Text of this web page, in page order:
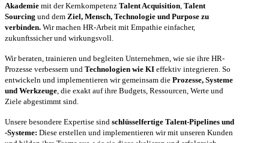
Akademie mit der Kernkompetenz Talent Acquisition Talent
Sourcing und dem Ziel, Mensch, Technologie und Purpose zu
verbinden. Wir machen HR-Arbeit mit Empathie einfacher,
zukunftssicher und wirkungsvoll.
Wir beraten, trainieren und begleiten Unternehmen, wie sie ihre HR-
Prozesse verbessern und Technologien wie KI effektiv integrieren. So
entwickeln und implementieren wir gemeinsam die Prozesse, Systeme
und Werkzeuge , die exakt auf ihre Budgets, Ressourcen, Werte und
Ziele abgestimmt sind.
Unsere besondere Expertise sind schlüsselfertige Talent-Pipelines und
-Systeme: Diese erstellen und implementieren wir mit unseren Kunden